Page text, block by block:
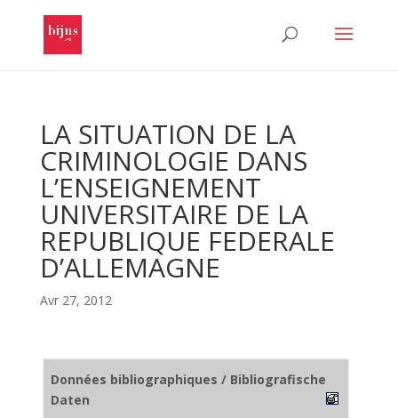
LA SITUATION DE LA
CRIMINOLOGIE DANS
L’ENSEIGNEMENT
UNIVERSITAIRE DE LA
REPUBLIQUE FEDERALE
D’ALLEMAGNE
Avr 27, 2012
Données bibliographiques / Bibliografische
Daten